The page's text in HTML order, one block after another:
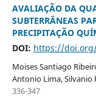
AVALIAÇÃO DA
SUBTERRÂNEAS
PRECIPITAÇÃO
DOI: https://
Moises Santiago
Antonio Lima, Silvanio
336-347